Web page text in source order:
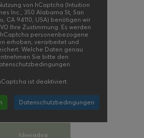
von hCaptcha (Intuition
Inc., 350 Alabama St, San
CA 94110, USA) benötigen wir
Ihre Zustimmung. Es werden
personenbezogene
erhoben, verarbeitet und
Welche Daten genau
Sie bitte den
ist deaktiviert.
Datenschutzbedingungen